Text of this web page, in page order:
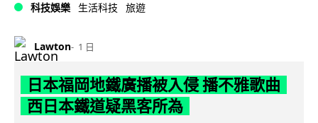
科技娛樂 生活科技 旅遊
Lawton 1 日
日本福岡地鐵廣播被入侵 播不雅歌曲
西日本鐵道疑黑客所為